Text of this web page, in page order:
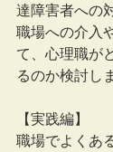
達障害者への
職場への介入
て、心理職が
るのか検討し
【実践編】
職場でよくあ